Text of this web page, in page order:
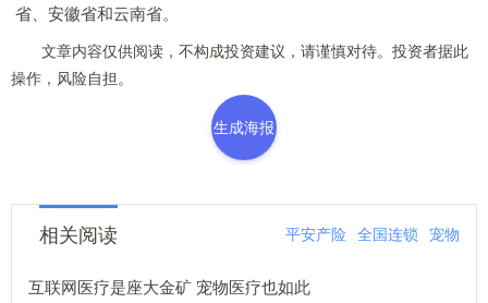
省、安徽省和云南省。
文章内容仅供阅读，不构成投资建议，请谨慎对待。投资者据此
操作，风险自担。
生成海报
相关阅读 平安产险 全国连锁 宠物
互联网医疗是座大金矿 宠物医疗也如此